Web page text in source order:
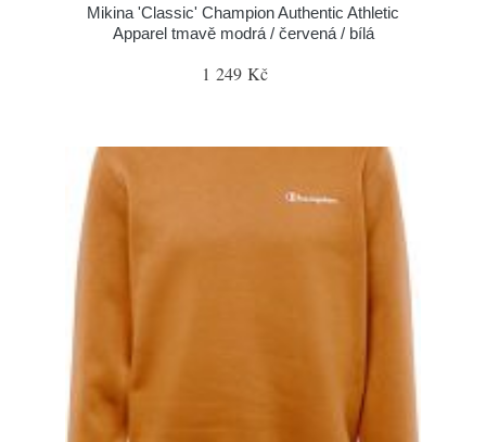
Mikina 'Classic' Champion Authentic Athletic
Apparel tmavě modrá / červená / bílá
1 249 Kč